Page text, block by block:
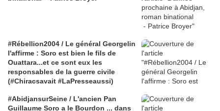
#Rébellion2004 / Le général Georgelin
l'affirme : Soro est bien le fils de
Ouattara...et ce sont eux les
responsables de la guerre civile
(#Chiracsavait #LaPresseaussi)
#AbidjansurSeine / L'ancien Pan
Guillaume Soro a le Bourdon ... dans